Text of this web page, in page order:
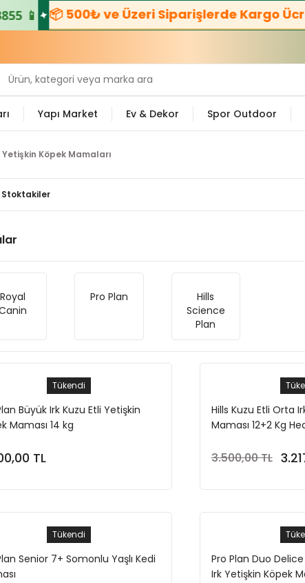
📱 📦 500₺ ve Üzeri Siparişlerde Kargo
Yapı Market Ev & Dekor Spor Outdoor
Yetişkin Köpek Mamaları
Stoktakiler
Royal
Pro Plan
Hills
Science
Plan
Tükendi
Büyük Irk Kuzu Etli Yetişkin
Maması 14 kg
TL
Stokta Yok
Hills Kuzu Etli Orta
Maması 12+2 Kg
3.500,00 TL
Tükendi
Senior 7+ Somonlu Yaşlı Kedi
Pro Plan Duo
Irk Yetişkin Köpek